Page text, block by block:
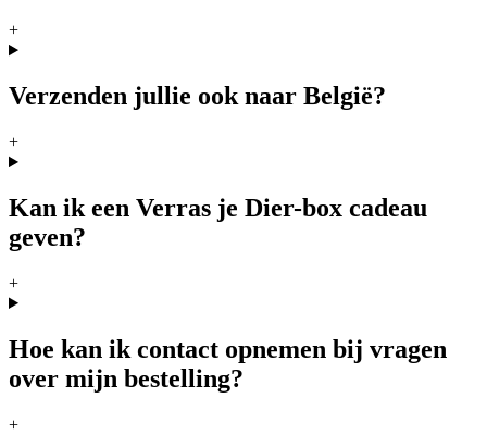
+
Verzenden jullie ook naar België?
+
Kan ik een Verras je Dier-box cadeau
geven?
+
Hoe kan ik contact opnemen bij vragen
over mijn bestelling?
+